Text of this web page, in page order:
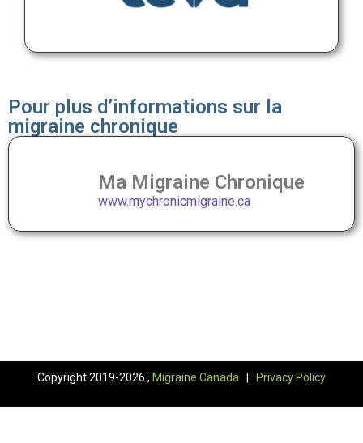
Pour plus d’informations sur la
migraine chronique
Ma Migraine Chronique
www.mychronicmigraine.ca
Copyright 2019-2026 , Migraine Canada Privacy Policy